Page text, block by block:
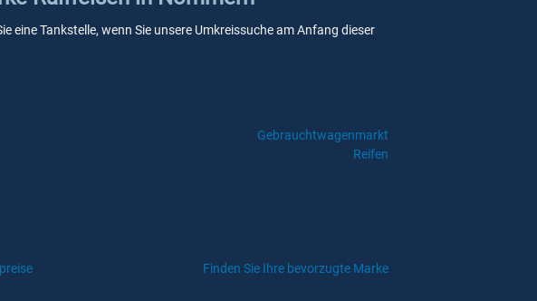
eine Tankstelle, wenn Sie unsere Umkreissuche am Anfang dieser
Gebrauchtwagenmarkt
Reifen
Finden Sie Ihre bevorzugte Marke